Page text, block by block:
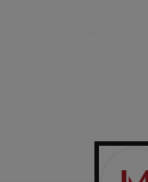
von Kallco.